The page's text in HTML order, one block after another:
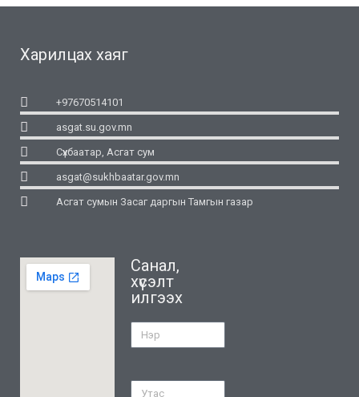
Харилцах хаяг
+97670514101
asgat.su.gov.mn
Сүхбаатар, Асгат сум
asgat@sukhbaatar.gov.mn
Асгат сумын Засаг даргын Тамгын газар
Санал,
хүсэлт
илгээх